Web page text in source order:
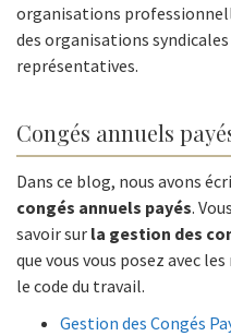
organisations
des organisations
représentatives.
Congés annuels
Dans ce blog, nous avons
congés annuels payés.
savoir sur la gestion des
que vous vous posez avec
le code du travail.
Gestion des Congés